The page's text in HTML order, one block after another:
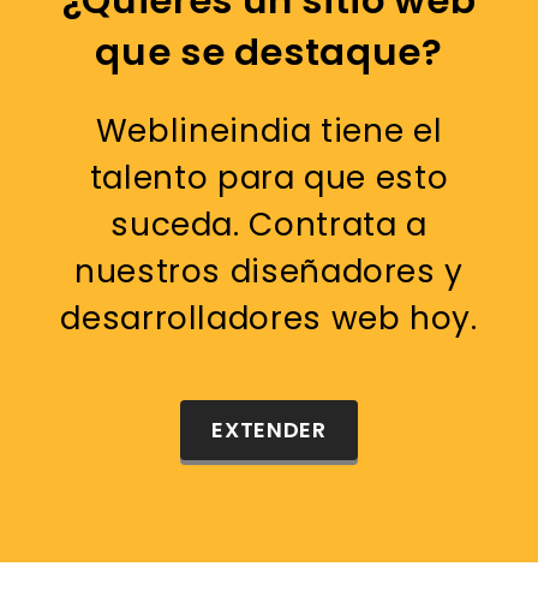
que se destaque?
Weblineindia tiene el
talento para que esto
suceda. Contrata a
nuestros diseñadores y
desarrolladores web hoy.
EXTENDER